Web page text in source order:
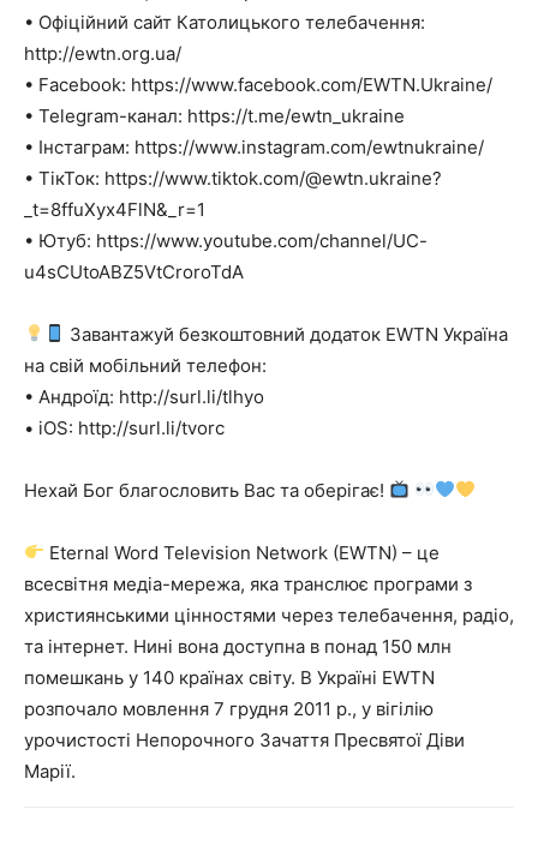
• Офіційний сайт Католицького телебачення:
http://ewtn.org.ua/
• Facebook: https://www.facebook.com/EWTN.Ukraine/
• Telegram-канал: https://t.me/ewtn_ukraine
• Інстаграм: https://www.instagram.com/ewtnukraine/
• ТікТок: https://www.tiktok.com/@ewtn.ukraine?
_t=8ffuXyx4FlN&_r=1
• Ютуб: https://www.youtube.com/channel/UC-
u4sCUtoABZ5VtCroroTdA
Завантажуй безкоштовний додаток EWTN Україна
на свій мобільний телефон:
• Андроїд: http://surl.li/tlhyo
• iOS: http://surl.li/tvorc
Нехай Бог благословить Вас та оберігає!
Eternal Word Television Network (EWTN) – це
всесвітня медіа-мережа, яка транслює програми з
християнськими цінностями через телебачення, радіо,
та інтернет. Нині вона доступна в понад 150 млн
помешкань у 140 країнах світу. В Україні EWTN
розпочало мовлення 7 грудня 2011 р., у вігілію
урочистості Непорочного Зачаття Пресвятої Діви
Марії.